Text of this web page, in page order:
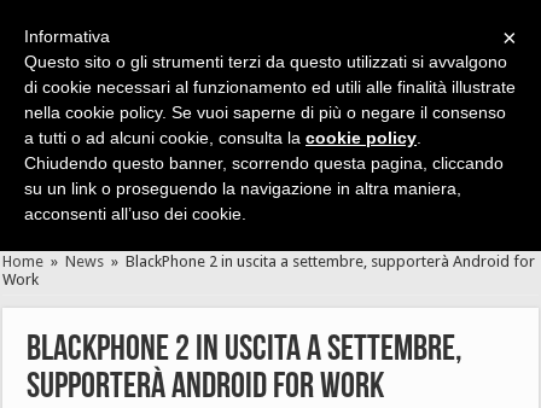
Cerca velocemente news, recensioni, guide, app, giochi ...
Home » News » BlackPhone 2 in uscita a settembre, supporterà Android for
Work
BlackPhone 2 in uscita a settembre,
supporterà Android for Work
×
Informativa
Questo sito o gli strumenti terzi da questo utilizzati si avvalgono
di cookie necessari al funzionamento ed utili alle finalità illustrate
nella cookie policy. Se vuoi saperne di più o negare il consenso
a tutti o ad alcuni cookie, consulta la cookie policy
Chiudendo questo banner, scorrendo questa pagina, cliccando
su un link o proseguendo la navigazione in altra maniera,
acconsenti all’uso dei cookie.